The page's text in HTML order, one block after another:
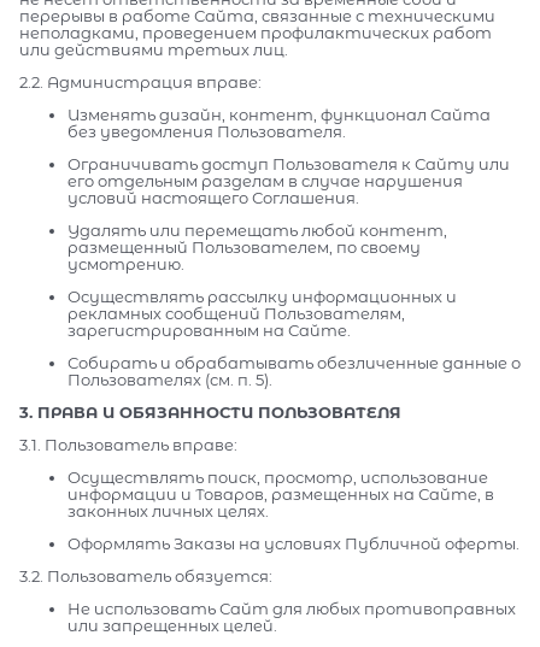
перерывы в работе Сайта, связанные с техническими
неполадками, проведением профилактических работ
или действиями третьих лиц.
2.2. Администрация вправе:
Изменять дизайн, контент, функционал Сайта
без уведомления Пользователя.
Ограничивать доступ Пользователя к Сайту или
его отдельным разделам в случае нарушения
условий настоящего Соглашения.
Удалять или перемещать любой контент,
размещенный Пользователем, по своему
усмотрению.
Осуществлять рассылку информационных и
рекламных сообщений Пользователям,
зарегистрированным на Сайте.
Собирать и обрабатывать обезличенные данные о
Пользователях (см. п. 5).
3. ПРАВА И ОБЯЗАННОСТИ ПОЛЬЗОВАТЕЛЯ
3.1. Пользователь вправе:
Осуществлять поиск, просмотр, использование
информации и Товаров, размещенных на Сайте, в
законных личных целях.
Оформлять Заказы на условиях Публичной оферты.
3.2. Пользователь обязуется:
Не использовать Сайт для любых противоправных
или запрещенных целей.